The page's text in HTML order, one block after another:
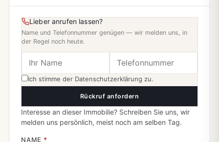
Lieber anrufen lassen?
Name und Telefonnummer genügen — wir melden uns, in
der Regel noch heute.
Ich stimme der Datenschutzerklärung zu.
Rückruf anfordern
Interesse an dieser Immobilie? Schreiben Sie uns, wir
melden uns persönlich, meist noch am selben Tag.
NAME *